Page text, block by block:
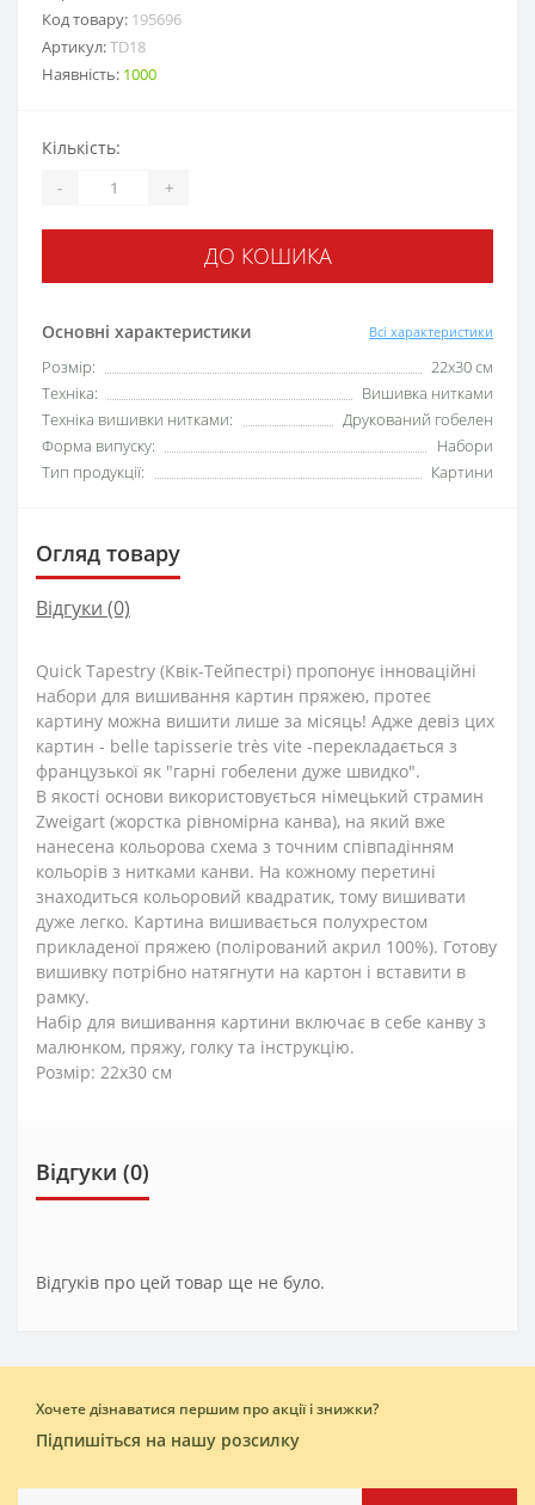
Код товару: 195696
Артикул:TD18
Наявність: 1000
Основні характеристики Всі характеристики
Розмір:
22х30 см
Техніка:
Вишивка нитками
Техніка вишивки нитками:
Друкований гобелен
Форма випуску:
Набори
Тип продукції:
Картини
Кількість:
- +
ДО КОШИКА
Огляд товару
Відгуки (0)
Quick Tapestry (Квік-Тейпестрі) пропонує інноваційні
набори для вишивання картин пряжею, протеє
картину можна вишити лише за місяць! Адже девіз цих
картин - belle tapisserie très vite -перекладається з
французької як "гарні гобелени дуже швидко".
В якості основи використовується німецький страмин
Zweigart (жорстка рівномірна канва), на який вже
нанесена кольорова схема з точним співпадінням
кольорів з нитками канви. На кожному перетині
знаходиться кольоровий квадратик, тому вишивати
дуже легко. Картина вишивається полухрестом
прикладеної пряжею (полірований акрил 100%). Готову
вишивку потрібно натягнути на картон і вставити в
рамку.
Набір для вишивання картини включає в себе канву з
малюнком, пряжу, голку та інструкцію.
Розмір: 22х30 см
Відгуки (0)
Відгуків про цей товар ще не було.
Хочете дізнаватися першим про акції і знижки?
Підпишіться на нашу розсилку